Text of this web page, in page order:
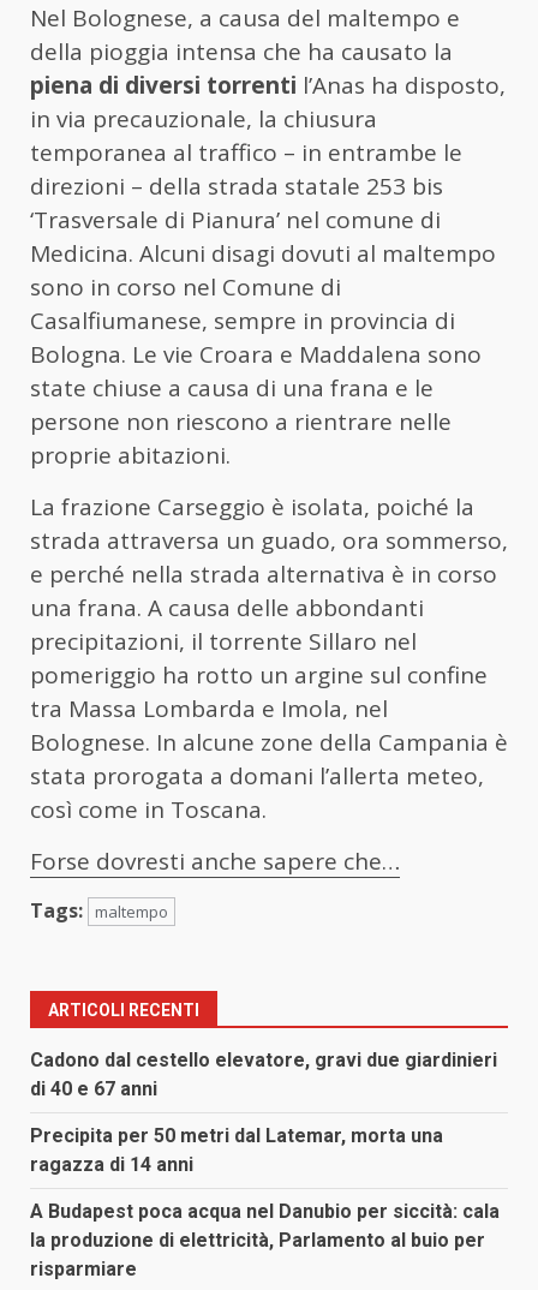
Nel Bolognese, a causa del maltempo e
della pioggia intensa che ha causato la
piena di diversi torrenti l’Anas ha disposto,
in via precauzionale, la chiusura
temporanea al traffico – in entrambe le
direzioni – della strada statale 253 bis
‘Trasversale di Pianura’ nel comune di
Medicina. Alcuni disagi dovuti al maltempo
sono in corso nel Comune di
Casalfiumanese, sempre in provincia di
Bologna. Le vie Croara e Maddalena sono
state chiuse a causa di una frana e le
persone non riescono a rientrare nelle
proprie abitazioni.
La frazione Carseggio è isolata, poiché la
strada attraversa un guado, ora sommerso,
e perché nella strada alternativa è in corso
una frana. A causa delle abbondanti
precipitazioni, il torrente Sillaro nel
pomeriggio ha rotto un argine sul confine
tra Massa Lombarda e Imola, nel
Bolognese. In alcune zone della Campania è
stata prorogata a domani l’allerta meteo,
così come in Toscana.
Forse dovresti anche sapere che…
Tags: maltempo
ARTICOLI RECENTI
Cadono dal cestello elevatore, gravi due giardinieri
di 40 e 67 anni
Precipita per 50 metri dal Latemar, morta una
ragazza di 14 anni
A Budapest poca acqua nel Danubio per siccità: cala
la produzione di elettricità, Parlamento al buio per
risparmiare